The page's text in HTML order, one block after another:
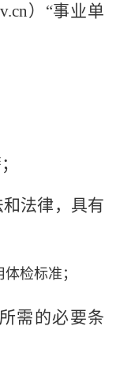
）“事业单
法律，具有
检标准；
需的必要条